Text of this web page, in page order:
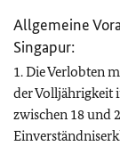
Allgemeine
Singapur:
1. Die Verlobten
der Volljährigkeit
zwischen 18 und